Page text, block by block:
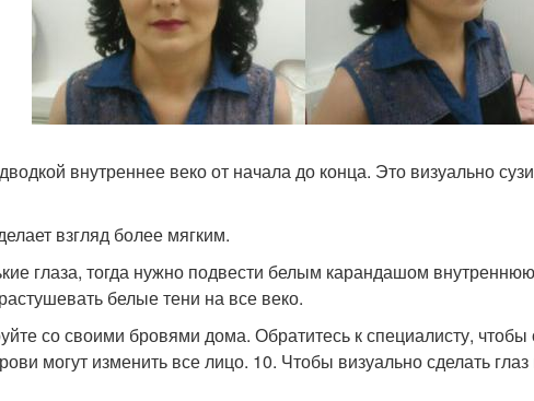
внутреннее веко от начала до конца. Это визуально
взгляд более мягким.
глаза, тогда нужно подвести белым карандашом
белые тени на все веко.
со своими бровями дома. Обратитесь к специалисту,
могут изменить все лицо. 10. Чтобы визуально сделать